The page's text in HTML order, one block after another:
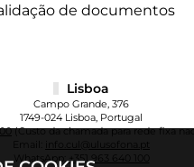
de documentos
Lisboa
Campo Grande, 376
1749-024 Lisboa, Portugal
(Custo da chamada para rede fixa
info.cul@ulusofona.pt
WhatsApp:+351 963 640 100